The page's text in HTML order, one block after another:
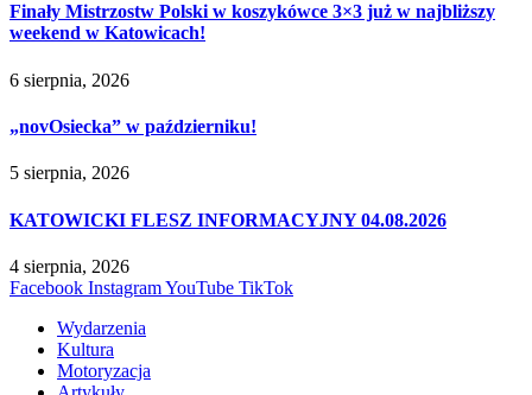
Finały Mistrzostw Polski w koszykówce 3×3 już w najbliższy
weekend w Katowicach!
6 sierpnia, 2026
„novOsiecka” w październiku!
5 sierpnia, 2026
KATOWICKI FLESZ INFORMACYJNY 04.08.2026
4 sierpnia, 2026
Facebook InstagramYouTube TikTok
Wydarzenia
Kultura
Motoryzacja